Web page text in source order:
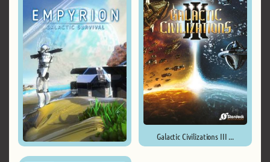
Galactic Civilizations III ...